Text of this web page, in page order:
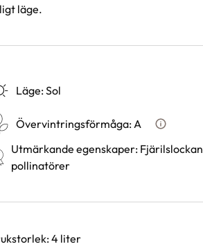
läge.
Läge:Sol
Övervintringsförmåga:A
Vad
Utmärkande egenskaper:
pollinatörer
4 liter